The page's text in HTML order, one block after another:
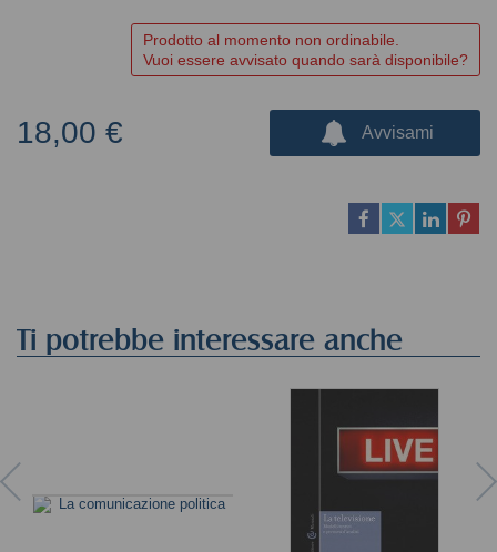
Prodotto al momento non ordinabile.
Vuoi essere avvisato quando sarà disponibile?
18,00 € Avvisami
Ti potrebbe interessare anche